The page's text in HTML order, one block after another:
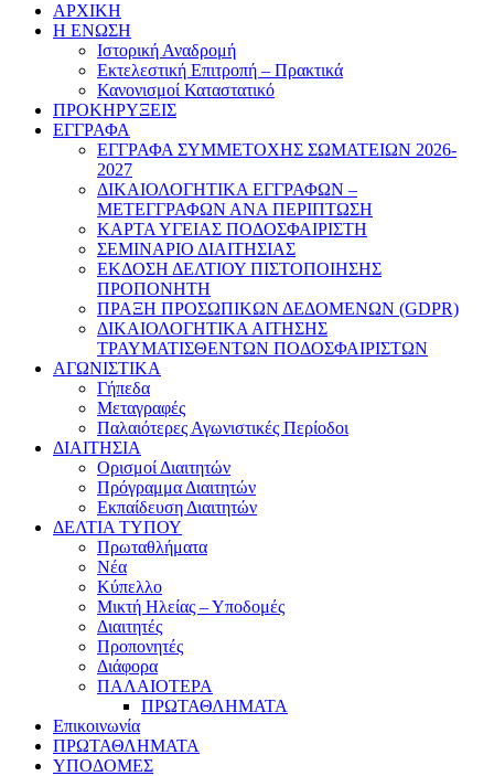
ΑΡΧΙΚΗ
Η ΕΝΩΣΗ
Ιστορική Αναδρομή
Εκτελεστική Επιτροπή – Πρακτικά
Κανονισμοί Καταστατικό
ΠΡΟΚΗΡΥΞΕΙΣ
ΕΓΓΡΑΦΑ
ΕΓΓΡΑΦΑ ΣΥΜΜΕΤΟΧΗΣ ΣΩΜΑΤΕΙΩΝ 2026-
2027
ΔΙΚΑΙΟΛΟΓΗΤΙΚΑ ΕΓΓΡΑΦΩΝ –
ΜΕΤΕΓΓΡΑΦΩΝ ΑΝΑ ΠΕΡΙΠΤΩΣΗ
ΚΑΡΤΑ ΥΓΕΙΑΣ ΠΟΔΟΣΦΑΙΡΙΣΤΗ
ΣΕΜΙΝΑΡΙΟ ΔΙΑΙΤΗΣΙΑΣ
ΕΚΔΟΣΗ ΔΕΛΤΙΟΥ ΠΙΣΤΟΠΟΙΗΣΗΣ
ΠΡΟΠΟΝΗΤΗ
ΠΡΑΞΗ ΠΡΟΣΩΠΙΚΩΝ ΔΕΔΟΜΕΝΩΝ (GDPR)
ΔΙΚΑΙΟΛΟΓΗΤΙΚΑ ΑΙΤΗΣΗΣ
ΤΡΑΥΜΑΤΙΣΘΕΝΤΩΝ ΠΟΔΟΣΦΑΙΡΙΣΤΩΝ
ΑΓΩΝΙΣΤΙΚΑ
Γήπεδα
Μεταγραφές
Παλαιότερες Αγωνιστικές Περίοδοι
ΔΙΑΙΤΗΣΙΑ
Ορισμοί Διαιτητών
Πρόγραμμα Διαιτητών
Εκπαίδευση Διαιτητών
ΔΕΛΤΙΑ ΤΥΠΟΥ
Πρωταθλήματα
Νέα
Κύπελλο
Μικτή Ηλείας – Υποδομές
Διαιτητές
Προπονητές
Διάφορα
ΠΑΛΑΙΟΤΕΡΑ
ΠΡΩΤΑΘΛΗΜΑΤΑ
Επικοινωνία
ΠΡΩΤΑΘΛΗΜΑΤΑ
ΥΠΟΔΟΜΕΣ